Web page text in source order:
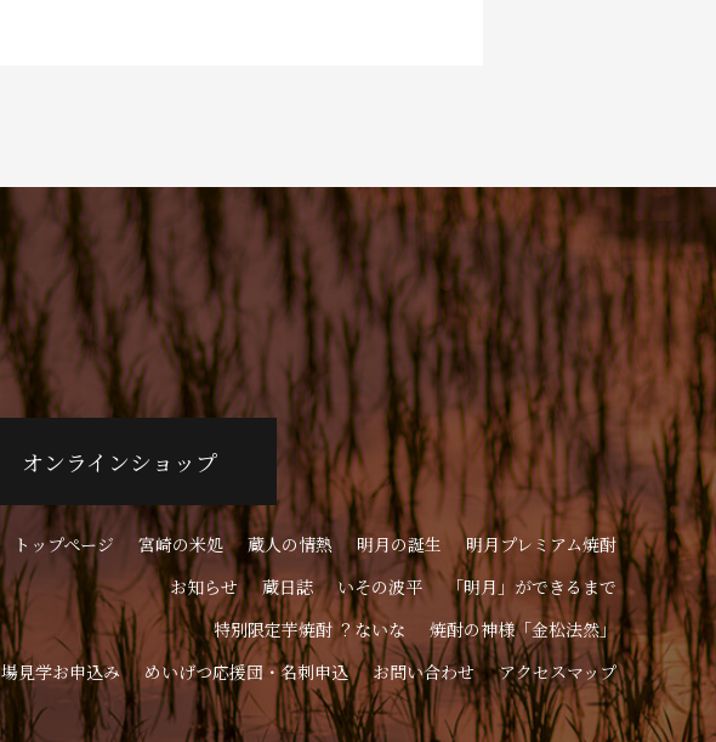
オンラインショップ
トップページ 宮崎の米処 蔵人の情熱 明月の誕生
明月プレミアム焼酎
お知らせ
蔵日誌 いその波平
「明月」ができるまで
特別限定芋焼酎 ？ないな
焼酎の神様「金松法然」
見学お申込み
めいげつ応援団・名刺申込 お問い合わせ アクセスマップ